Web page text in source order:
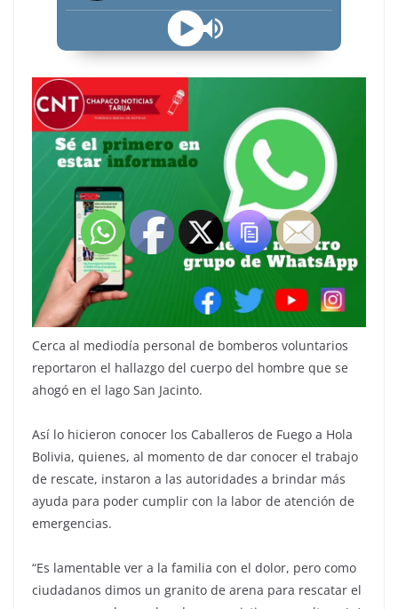
Cerca al mediodía personal de bomberos voluntarios
reportaron el hallazgo del cuerpo del hombre que se
ahogó en el lago San Jacinto.
Así lo hicieron conocer los Caballeros de Fuego a Hola
Bolivia, quienes, al momento de dar conocer el trabajo
de rescate, instaron a las autoridades a brindar más
ayuda para poder cumplir con la labor de atención de
emergencias.
“Es lamentable ver a la familia con el dolor, pero como
ciudadanos dimos un granito de arena para rescatar el